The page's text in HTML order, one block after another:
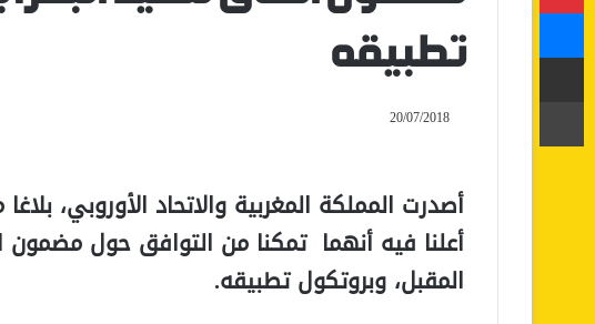
تطبيقه
20/07/2018
أعلنا فيه أنهما تمكنا من التوافق حول مضمون
المقبل، وبروتكول تطبيقه.